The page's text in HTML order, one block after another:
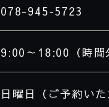
078-945-5723
9:00 ～ 18:00（時間
日曜日（ご予約い